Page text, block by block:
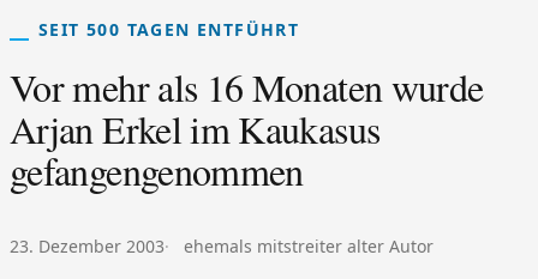
SEIT 500 TAGEN ENTFÜHRT
Vor mehr als 16 Monaten wurde
Arjan Erkel im Kaukasus
gefangengenommen
Veröffentlicht am:
23. Dezember 2003 Autor:
ehemals mitstreiter alter Autor